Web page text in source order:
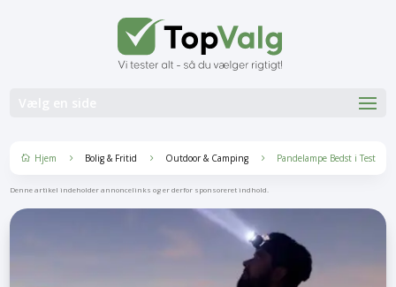
 Hjem 5 Bolig & Fritid 5 Outdoor & Camping 5 Pandelampe Bedst i Test
Denne artikel indeholder annoncelinks og er derfor sponsoreret indhold.